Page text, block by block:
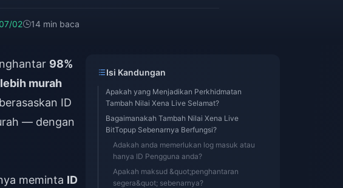
02 14 min baca
98%
murah
ID
— dengan
meminta ID
Isi Kandungan
Apakah yang Menjadikan Perkhidmatan
Tambah Nilai Xena Live Selamat?
Bagaimanakah Tambah Nilai Xena Live
BitTopup Sebenarnya Berfungsi?
Adakah anda memerlukan log masuk atau
hanya ID Pengguna anda?
Apakah maksud &quot;penghantaran
segera&quot; sebenarnya?